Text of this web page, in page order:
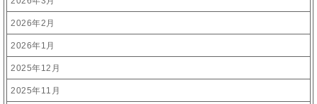
2026年2月
2026年1月
2025年12月
2025年11月